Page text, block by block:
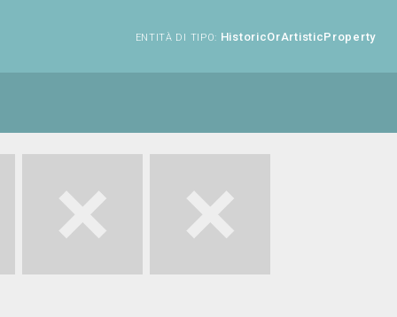
ENTITÀ DI TIPO: HistoricOrArtisticProperty